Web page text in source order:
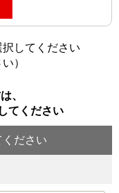
してください
）
、
てください
ださい